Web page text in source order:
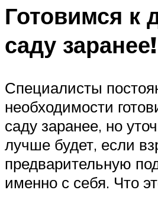
Готовимся к
саду заранее!
Специалисты
необходимости
саду заранее, но
лучше будет, если
предварительную
именно с себя. Что